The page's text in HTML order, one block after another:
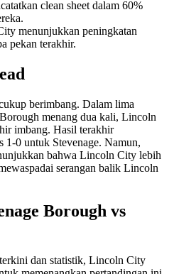
clean sheet dalam 60%
menunjukkan peningkatan
pekan terakhir.
berimbang. Dalam lima
menang dua kali, Lincoln
imbang. Hasil terakhir
1-0 untuk Stevenage. Namun,
bahwa Lincoln City lebih
serangan balik Lincoln
Borough vs
dan statistik, Lincoln City